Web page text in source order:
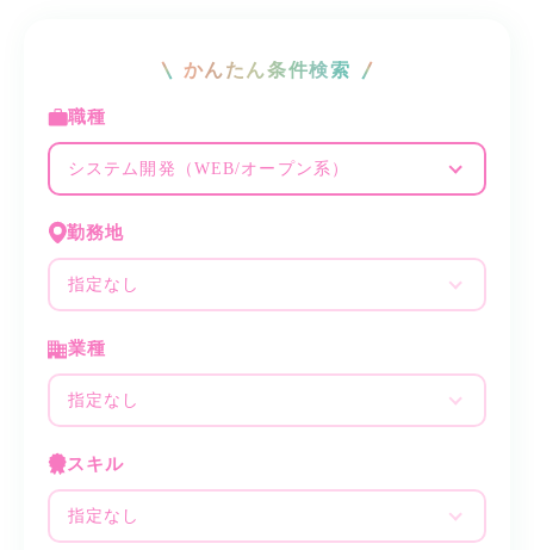
かんたん条件検索
職種
システム開発（WEB/オープン系）
勤務地
指定なし
業種
指定なし
スキル
指定なし